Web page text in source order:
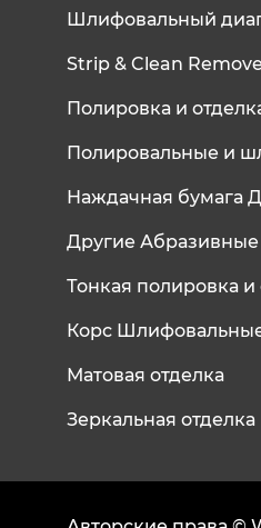
Шлифовальный
Strip & Clean
Полировка и
Полировальные и
Наждачная бумага
Другие
Тонкая полировка и
Корс
Матовая отделка
Зеркальная отделка